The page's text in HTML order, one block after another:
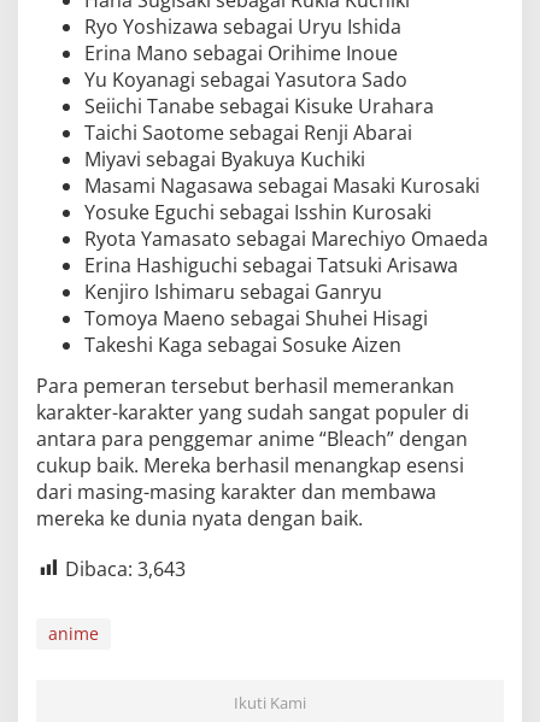
Ryo Yoshizawa sebagai Uryu Ishida
Erina Mano sebagai Orihime Inoue
Yu Koyanagi sebagai Yasutora Sado
Seiichi Tanabe sebagai Kisuke Urahara
Taichi Saotome sebagai Renji Abarai
Miyavi sebagai Byakuya Kuchiki
Masami Nagasawa sebagai Masaki Kurosaki
Yosuke Eguchi sebagai Isshin Kurosaki
Ryota Yamasato sebagai Marechiyo Omaeda
Erina Hashiguchi sebagai Tatsuki Arisawa
Kenjiro Ishimaru sebagai Ganryu
Tomoya Maeno sebagai Shuhei Hisagi
Takeshi Kaga sebagai Sosuke Aizen
Para pemeran tersebut berhasil memerankan
karakter-karakter yang sudah sangat populer di
antara para penggemar anime “Bleach” dengan
cukup baik. Mereka berhasil menangkap esensi
dari masing-masing karakter dan membawa
mereka ke dunia nyata dengan baik.
Dibaca: 3,643
anime
Ikuti Kami